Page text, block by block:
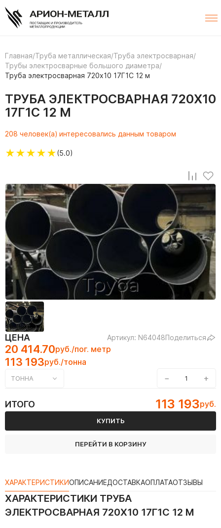
Главная/Труба металлическая/Труба электросварная/
Трубы электросварные большого диаметра/
Труба электросварная 720х10 17Г1С 12 м
ТРУБА ЭЛЕКТРОСВАРНАЯ 720Х10
17Г1С 12 М
208 человек(а) интересовались данным товаром
★★★★★(5.0)
ЦЕНА Артикул: N64048Поделиться
20 414.70руб./пог. метр
113 193руб./тонна
ТОННА − +
ИТОГО 113 193руб.
КУПИТЬ
ПЕРЕЙТИ В КОРЗИНУ
ХАРАКТЕРИСТИКИОПИСАНИЕДОСТАВКАОПЛАТАОТЗЫВЫ
ХАРАКТЕРИСТИКИ ТРУБА
ЭЛЕКТРОСВАРНАЯ 720Х10 17Г1С 12 М